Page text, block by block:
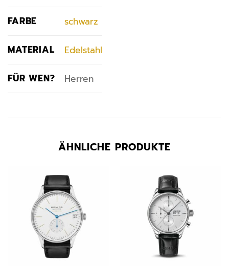
FARBE schwarz
MATERIAL Edelstahl
FÜR WEN? Herren
ÄHNLICHE PRODUKTE